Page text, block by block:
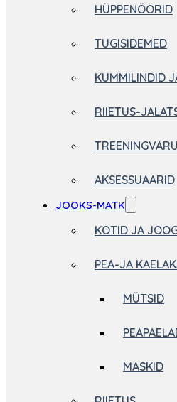
HÜPPENÖÖRID
TUGISIDEMED
KUMMILINDID
RIIETUS-
AKSESSUAARID
JOOKS-MATK
KOTID JA
PEA-JA
MÜTSID
MASKID